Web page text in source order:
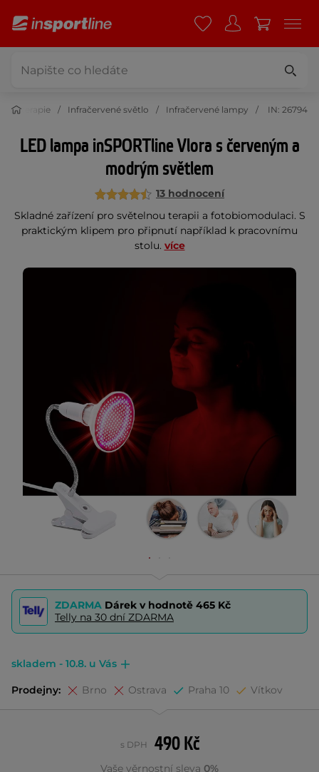
terapie Infračervené světlo Infračervené lampy IN: 26794
LED lampa inSPORTline Vlora s červeným a
modrým světlem
13 hodnocení
Skladné zařízení pro světelnou terapii a fotobiomodulaci. S
praktickým klipem pro připnutí například k pracovnímu
stolu. více
ZDARMA Dárek v hodnotě 465 Kč
Telly na 30 dní ZDARMA
skladem - 10.8. u Vás
Prodejny: Brno Ostrava Praha 10 Vítkov
490 Kč
s DPH
Vaše věrnostní sleva 0%